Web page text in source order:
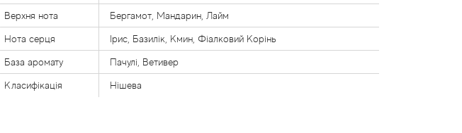
Верхня нота Бергамот, Мандарин, Лайм
Нота серця Ірис, Базилік, Кмин, Фіалковий Корінь
База аромату Пачулі, Ветивер
Класифікація Нішева